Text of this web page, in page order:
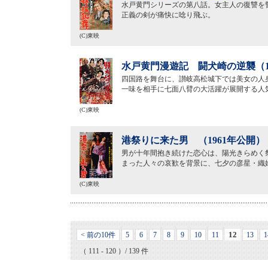
水戸黄門シリーズの第八話。女主人の復讐
正義の剣が痛快に唸り飛ぶ。
(C)東映
水戸黄門漫遊記 闘犬崎の逆襲（
四国路を舞台に、讃岐高松城下では美女の
一味を相手に七面八臂の大活躍が展開する人
(C)東映
港祭りに来た男 （1961年公開）
男が十年間抱き続けた恋心は、陽光きらめ
まった人々の哀歓を背景に、七夕の彦星・
(C)東映
< 前の10件 5 6 7 8 9 10 11 12 13
（ 111 - 120 ）/ 139 件